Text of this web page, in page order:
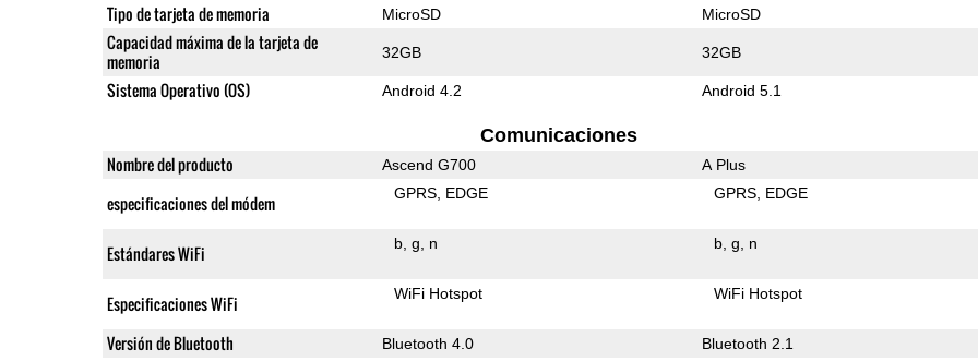
Tipo de tarjeta de memoria MicroSD MicroSD
Capacidad máxima de la tarjeta de
memoria
32GB 32GB
Sistema Operativo (OS) Android 4.2 Android 5.1
Comunicaciones
Nombre del producto Ascend G700 A Plus
especificaciones del módem GPRS EDGE GPRS EDGE
Estándares WiFi b g n b g n
Especificaciones WiFi WiFi Hotspot WiFi Hotspot
Versión de Bluetooth Bluetooth 4.0 Bluetooth 2.1